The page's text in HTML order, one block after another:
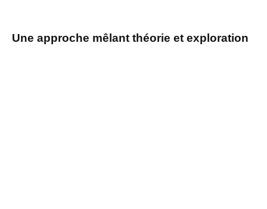
Une approche mêlant théorie et exploration